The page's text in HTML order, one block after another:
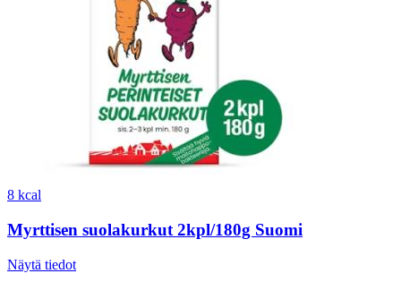
8 kcal
Myrttisen suolakurkut 2kpl/180g Suomi
Näytä tiedot